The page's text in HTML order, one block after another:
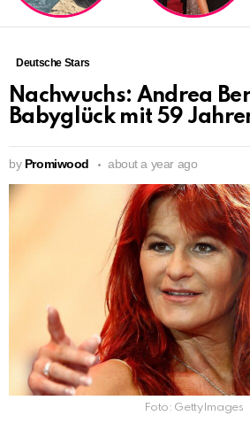
Deutsche Stars
Nachwuchs: Andrea
Babyglück mit 59
by Promiwood about a year ago
Foto: GettyImages